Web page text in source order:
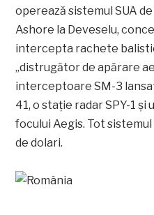
operează sistemul SUA
Ashore la Deveselu,
intercepta rachete
„distrugător de apărare
interceptoare SM-3
41, o stație radar SPY-1
focului Aegis. Tot
de dolari.